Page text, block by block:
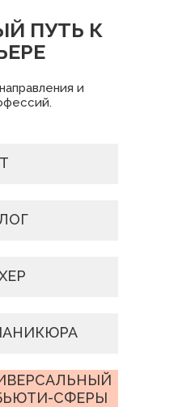
ПУТЬ К
и
СФЕРЫ